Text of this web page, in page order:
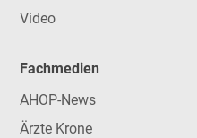
Video
Fachmedien
AHOP-News
Ärzte Krone